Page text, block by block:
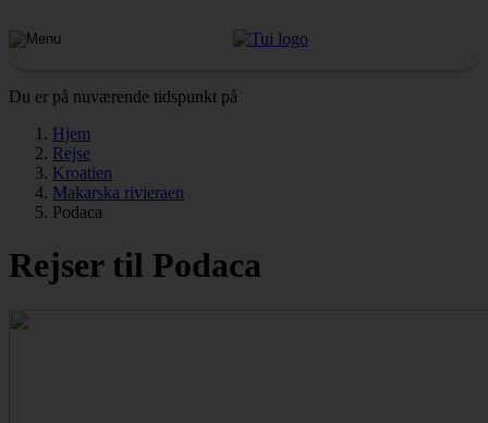
Du er på nuværende tidspunkt på
Hjem
Rejse
Kroatien
Makarska rivieraen
Podaca
Rejser til Podaca